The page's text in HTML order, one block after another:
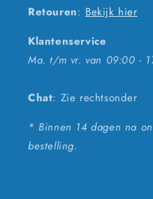
Retouren: Bekijk hier
Klantenservice
Ma. t/m vr. van 09:00 -
Chat: Zie rechtsonder
* Binnen 14 dagen na
bestelling.